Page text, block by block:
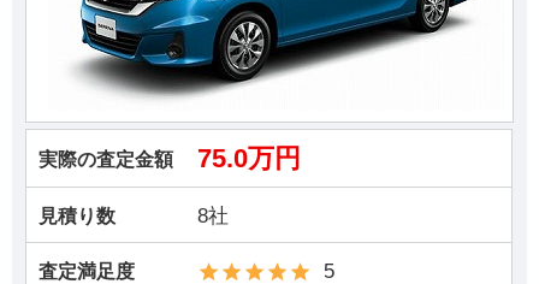
実際の査定金額 75.0万円
見積り数 8社
査定満足度 5